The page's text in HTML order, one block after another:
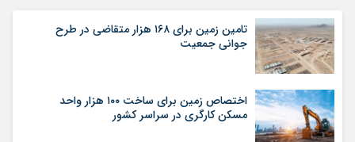
تامین زمین برای ۱۶۸ هزار متقاضی در طرح
جوانی جمعیت
اختصاص زمین برای ساخت ۱۰۰ هزار واحد
مسکن کارگری در سراسر کشور